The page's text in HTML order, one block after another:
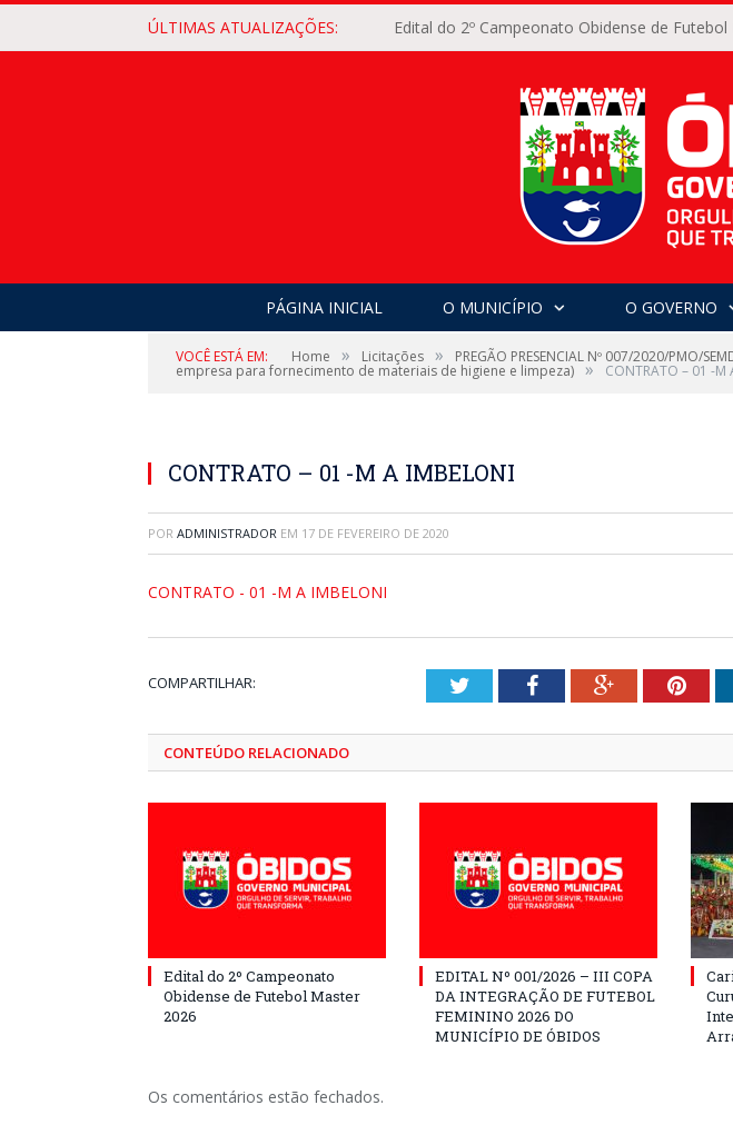
ÚLTIMAS ATUALIZAÇÕES: Edital do 2º Campeonato Obidense de
PÁGINA INICIAL O MUNICÍPIO O GOVERNO
VOCÊ ESTÁ EM: Home » Licitações » PREGÃO PRESENCIAL Nº 007/2020/
empresa para fornecimento de materiais de higiene e limpeza) » CONTRATO – 01 -M
CONTRATO – 01 -M A IMBELONI
POR ADMINISTRADOR EM 17 DE FEVEREIRO DE 2020
CONTRATO - 01 -M A IMBELONI
COMPARTILHAR: TwitterFacebookGoogle+
CONTEÚDO RELACIONADO
Edital do 2º Campeonato
Obidense de Futebol Master
2026
EDITAL Nº 001/2026 – III COPA
DA INTEGRAÇÃO DE FUTEBOL
FEMININO 2026 DO
MUNICÍPIO DE ÓBIDOS
Os comentários estão fechados.